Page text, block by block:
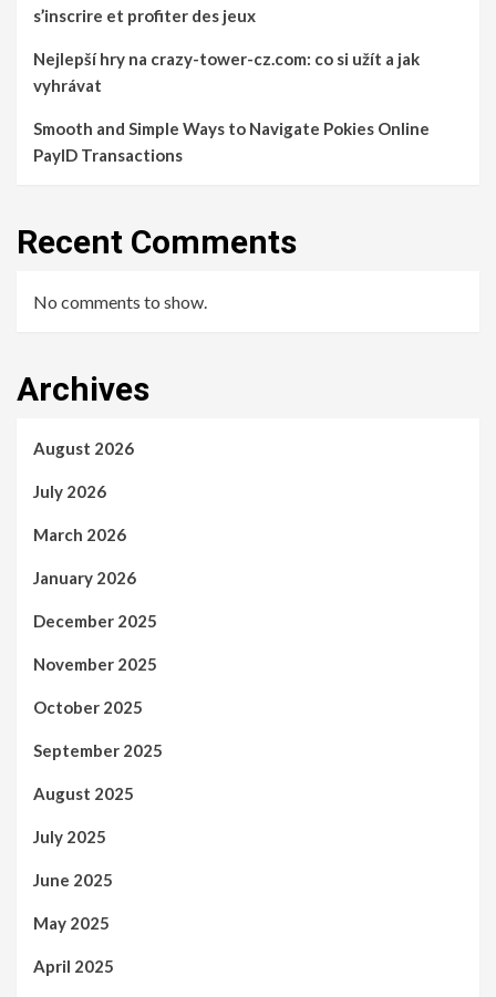
s’inscrire et profiter des jeux
Nejlepší hry na crazy-tower-cz.com: co si užít a jak
vyhrávat
Smooth and Simple Ways to Navigate Pokies Online
PayID Transactions
Recent Comments
No comments to show.
Archives
August 2026
July 2026
March 2026
January 2026
December 2025
November 2025
October 2025
September 2025
August 2025
July 2025
June 2025
May 2025
April 2025